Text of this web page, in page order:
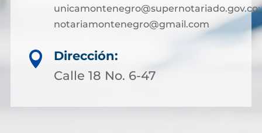
unicamontenegro@supernotariado.gov.co;
notariamontenegro@gmail.com

Dirección:
Calle 18 No. 6-47